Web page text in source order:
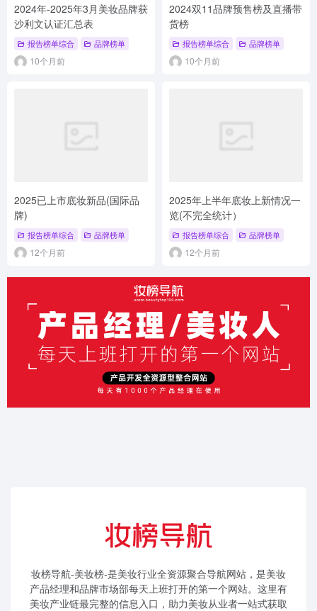
2024年-2025年3月美妆品牌获
沙利文认证汇总表
报告榜单综合 品牌榜单
10个月前
2024双11品牌预售榜及直播带
货榜
报告榜单综合 品牌榜单
10个月前
2025已上市底妆新品(国际品
牌)
报告榜单综合 品牌榜单
12个月前
2025年上半年底妆上新情况一
览(不完全统计）
报告榜单综合 品牌榜单
12个月前
妆榜导航-美妆榜-是美妆行业全资源聚合导航网站，是美妆
产品经理和品牌市场部每天上班打开的第一个网站。这里有
美妆产业链最完整的信息入口，助力美妆从业者一站式获取